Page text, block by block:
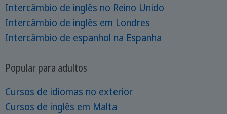
Intercâmbio de inglês no Reino Unido
Intercâmbio de inglês em Londres
Intercâmbio de espanhol na Espanha
Popular para adultos
Cursos de idiomas no exterior
Cursos de inglês em Malta